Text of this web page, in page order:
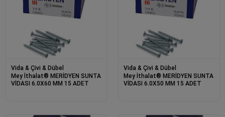
Vida & Çivi & Dübel
Mey İthalat® MERİDYEN SUNTA
VİDASI 6.0X60 MM 15 ADET
Vida & Çivi & Dübel
Mey İthalat® MERİDYEN SUNTA
VİDASI 6.0X50 MM 15 ADET